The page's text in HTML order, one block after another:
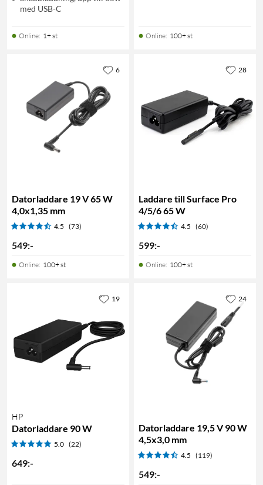
med USB-C
Online: 1+ st Online: 100+ st
Datorladdare 19 V 65 W
4,0x1,35 mm
4.5 (73)
549:-
Online: 100+ st
6
Laddare till Surface Pro
4/5/6 65 W
4.5 (60)
599:-
Online: 100+ st
28
HP
Datorladdare 90 W
5.0 (22)
649:-
19
Datorladdare 19,5 V 90 W
4,5x3,0 mm
4.5 (119)
549:-
24